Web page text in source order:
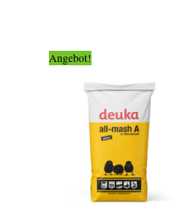
Angebot!Ursprünglicher
Preis
22,70 €20,00 €.